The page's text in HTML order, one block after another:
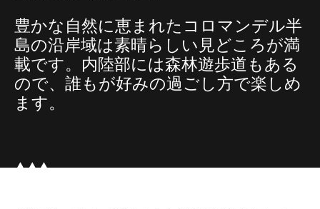
豊かな自然に恵まれたコロマンデル半
島の沿岸域は素晴らしい見どころが満
載です。内陸部には森林遊歩道もある
ので、誰もが好みの過ごし方で楽しめ
ます。